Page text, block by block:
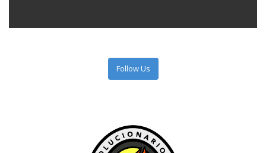
Follow Us